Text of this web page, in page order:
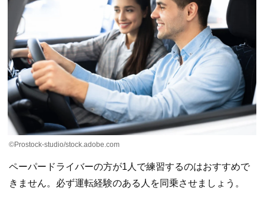
©Prostock-studio/stock.adobe.com
ペーパードライバーの方が1人で練習するのはおすすめで
きません。必ず運転経験のある人を同乗させましょう。